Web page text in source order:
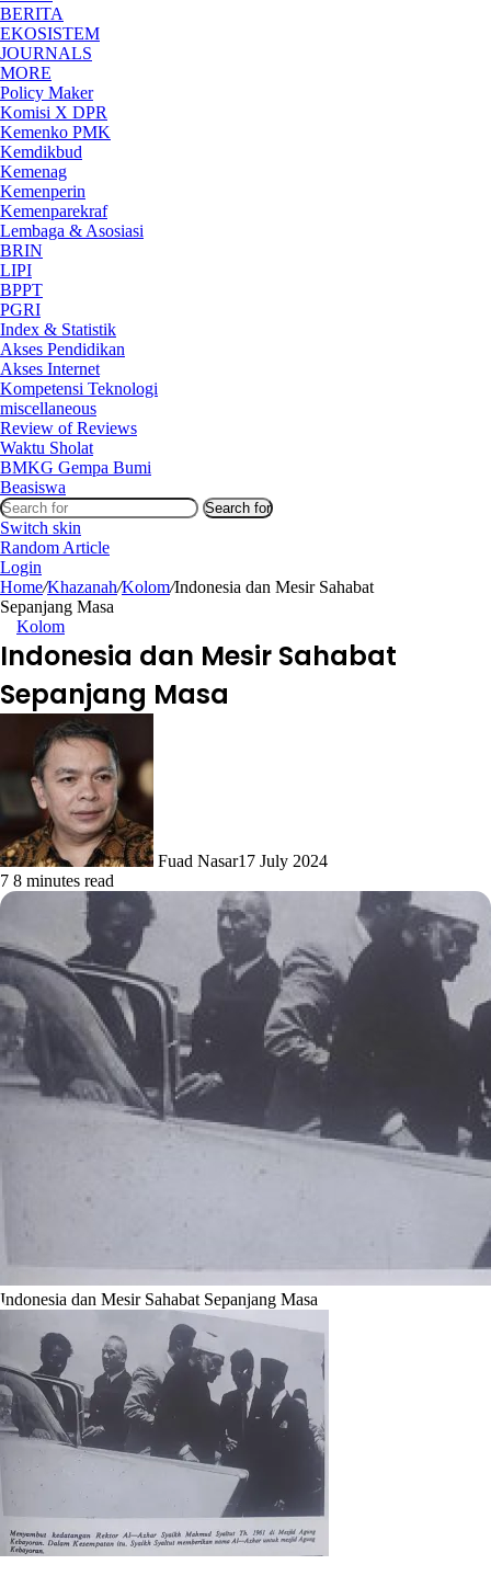
BERITA
EKOSISTEM
JOURNALS
MORE
Policy Maker
Komisi X DPR
Kemenko PMK
Kemdikbud
Kemenag
Kemenperin
Kemenparekraf
Lembaga & Asosiasi
BRIN
LIPI
BPPT
PGRI
Index & Statistik
Akses Pendidikan
Akses Internet
Kompetensi Teknologi
miscellaneous
Review of Reviews
Waktu Sholat
BMKG Gempa Bumi
Beasiswa
Search for
Switch skin
Random Article
Login
Home/Khazanah/Kolom/Indonesia dan Mesir Sahabat
Sepanjang Masa
Kolom
Indonesia dan Mesir Sahabat
Sepanjang Masa
Fuad Nasar17 July 2024
7 8 minutes read
Indonesia dan Mesir Sahabat Sepanjang Masa